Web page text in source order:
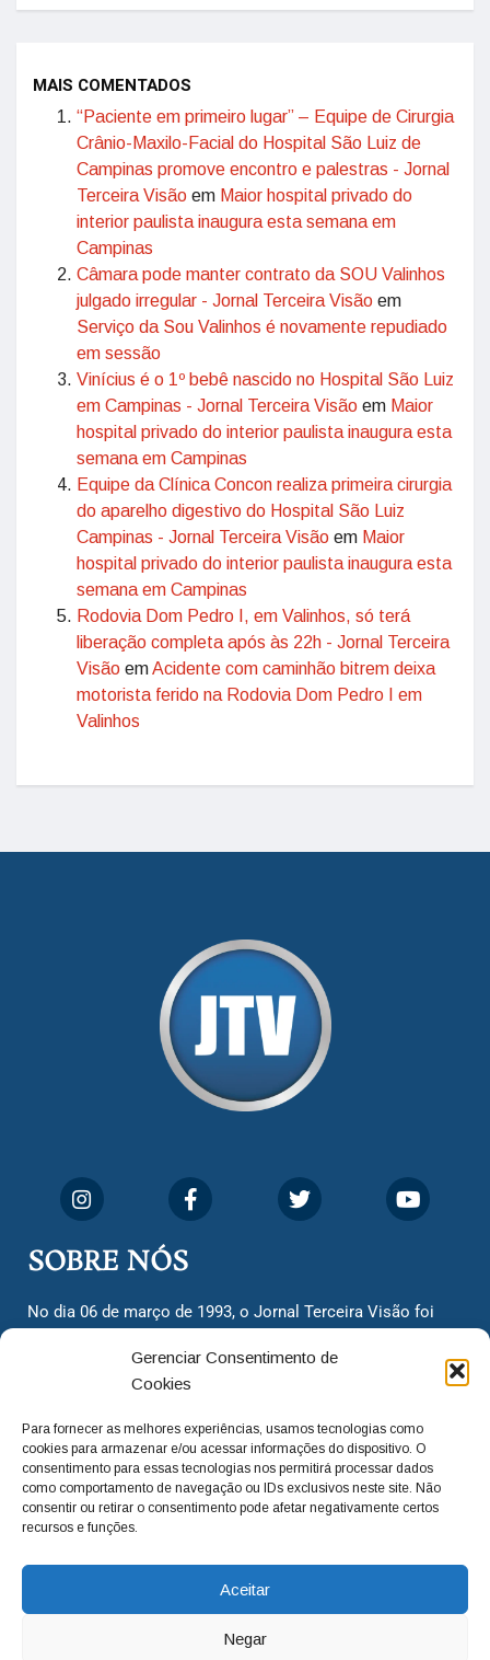
Gerenciar Consentimento de
Cookies
Para fornecer as melhores experiências, usamos tecnologias como
cookies para armazenar e/ou acessar informações do dispositivo. O
consentimento para essas tecnologias nos permitirá processar dados
como comportamento de navegação ou IDs exclusivos neste site. Não
consentir ou retirar o consentimento pode afetar negativamente certos
recursos e funções.
Aceitar
Negar
MAIS COMENTADOS
“Paciente em primeiro lugar” – Equipe de Cirurgia
Crânio-Maxilo-Facial do Hospital São Luiz de
Campinas promove encontro e palestras - Jornal
Terceira Visão em Maior hospital privado do
interior paulista inaugura esta semana em
Campinas
Câmara pode manter contrato da SOU Valinhos
julgado irregular - Jornal Terceira Visão em
Serviço da Sou Valinhos é novamente repudiado
em sessão
Vinícius é o 1º bebê nascido no Hospital São Luiz
em Campinas - Jornal Terceira Visão em Maior
hospital privado do interior paulista inaugura esta
semana em Campinas
Equipe da Clínica Concon realiza primeira cirurgia
do aparelho digestivo do Hospital São Luiz
Campinas - Jornal Terceira Visão em Maior
hospital privado do interior paulista inaugura esta
semana em Campinas
Rodovia Dom Pedro I, em Valinhos, só terá
liberação completa após às 22h - Jornal Terceira
Visão emAcidente com caminhão bitrem deixa
motorista ferido na Rodovia Dom Pedro I em
Valinhos
SOBRE NÓS
No dia 06 de março de 1993, o Jornal Terceira Visão foi
cidadãos valinhenses, já que naquela época só existiam
dois jornais. Há mais de 30 anos, o jornal continua
com o foco de trazer as melhores notícias. Nunca
deixamos de lado as necessidades do cidadão, sempre
questionando os órgãos públicos em busca de melhorias
para a cidade e sempre cobrando resoluções para casos
adm@jtv.com.br
(19) 3929-6225